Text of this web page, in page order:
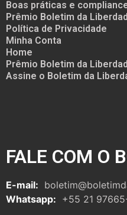
Boas práticas e
Prêmio Boletim da
Política de Privacidade
Minha Conta
Home
Prêmio Boletim da
Assine o Boletim da
FALE COM O
E-mail:
Whatsapp: +55 21